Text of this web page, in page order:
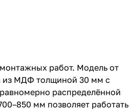
работ. Модель от
из МДФ толщиной 30 мм с
распределённой
мм позволяет работать